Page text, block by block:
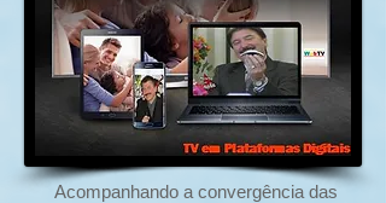
Acompanhando a convergência das